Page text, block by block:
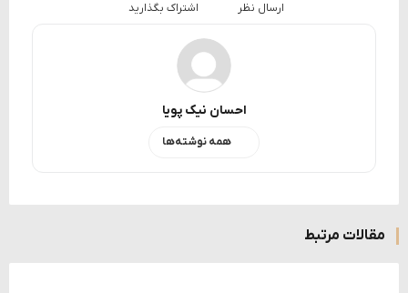
ارسال نظر اشتراک بگذارید
احسان نیک پویا
همه نوشته‌ها
مقالات مرتبط